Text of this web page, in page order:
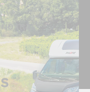
más